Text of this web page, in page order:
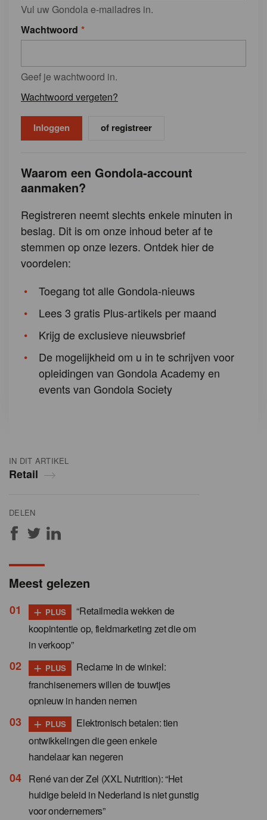
IN DIT ARTIKEL
Retail
DELEN
Vul uw Gondola e-mailadres in.
Wachtwoord
Geef je wachtwoord in.
Wachtwoord vergeten?
of registreer
Waarom een Gondola-account
aanmaken?
Registreren neemt slechts enkele minuten in
beslag. Dit is om onze inhoud beter af te
stemmen op onze lezers. Ontdek hier de
voordelen:
Toegang tot alle Gondola-nieuws
Lees 3 gratis Plus-artikels per maand
Krijg de exclusieve nieuwsbrief
De mogelijkheid om u in te schrijven voor
opleidingen van Gondola Academy en
events van Gondola Society
Meest gelezen
+ PLUS
“Retailmedia wekken de
koopintentie op, fieldmarketing zet die om
in verkoop”
+ PLUS
Reclame in de winkel:
franchisenemers willen de touwtjes
opnieuw in handen nemen
+ PLUS
Elektronisch betalen: tien
ontwikkelingen die geen enkele
handelaar kan negeren
René van der Zel (XXL Nutrition): “Het
huidige beleid in Nederland is niet gunstig
voor ondernemers”